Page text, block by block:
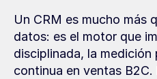
Un CRM es mucho más
datos: es el motor que
disciplinada, la medición
continua en ventas